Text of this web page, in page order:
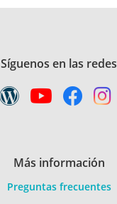
Síguenos en las redes
Más información
Preguntas frecuentes